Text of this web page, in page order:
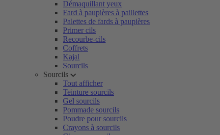
Démaquillant yeux
Fard à paupières à paillettes
Palettes de fards à paupières
Primer cils
Recourbe-cils
Coffrets
Kajal
Sourcils
Sourcils
Tout afficher
Teinture sourcils
Gel sourcils
Pommade sourcils
Poudre pour sourcils
Crayons à sourcils